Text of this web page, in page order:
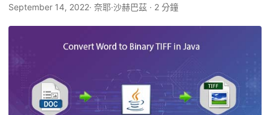
September 14, 2022· 奈耶·沙赫巴茲 · 2 分鐘